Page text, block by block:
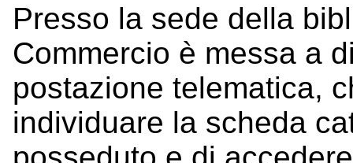
Presso la sede della
Commercio è messa a
postazione telematica,
individuare la scheda